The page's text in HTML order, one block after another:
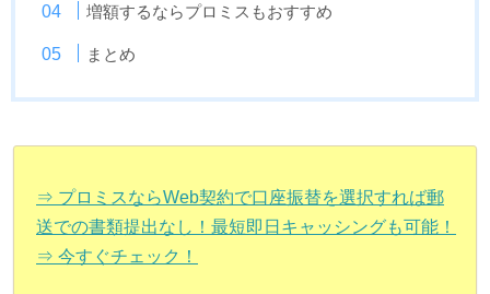
増額するならプロミスもおすすめ
まとめ
⇒ プロミスならWeb契約で口座振替を選択すれば郵
送での書類提出なし！最短即日キャッシングも可能！
⇒ 今すぐチェック！